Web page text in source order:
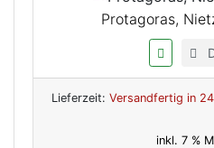
Protagoras,
Lieferzeit: Versandfertig in
inkl. 7 %